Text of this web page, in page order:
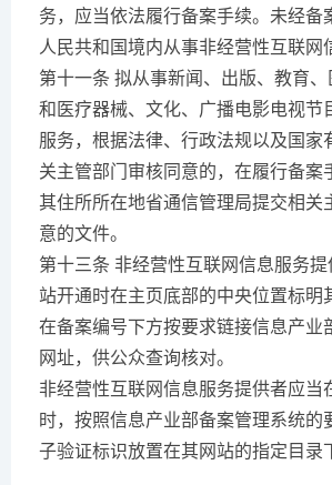
务，应当依法履行备案手续。未经备
人民共和国境内从事非经营性互联网
第十一条 拟从事新闻、出版、教育
和医疗器械、文化、广播电影电视节
服务，根据法律、行政法规以及国家
关主管部门审核同意的，在履行备案
其住所所在地省通信管理局提交相关
意的文件。
第十三条 非经营性互联网信息服务
站开通时在主页底部的中央位置标明
在备案编号下方按要求链接信息产业
网址，供公众查询核对。
非经营性互联网信息服务提供者应当
时，按照信息产业部备案管理系统的
子验证标识放置在其网站的指定目录